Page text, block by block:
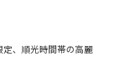
定、順光時間帯の高麗